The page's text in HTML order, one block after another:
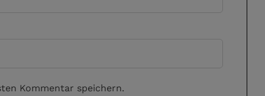
Kommentar speichern.